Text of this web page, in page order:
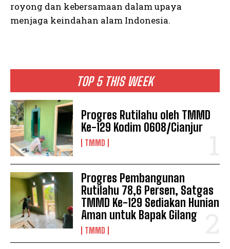
TOP 5 THIS WEEK
Progres Rutilahu oleh TMMD
Ke-129 Kodim 0608/Cianjur
TMMD
Progres Pembangunan
Rutilahu 78,6 Persen, Satgas
TMMD Ke-129 Sediakan Hunian
Aman untuk Bapak Gilang
TMMD
royong dan kebersamaan dalam upaya
menjaga keindahan alam Indonesia.